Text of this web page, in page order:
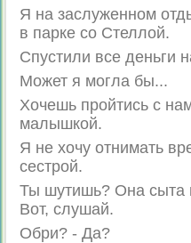
Я на заслуженном
в парке со Стеллой.
Спустили все деньги
Может я могла бы...
Хочешь пройтись с
малышкой.
Я не хочу отнимать
сестрой.
Ты шутишь? Она сыта
Вот, слушай.
Обри? - Да?